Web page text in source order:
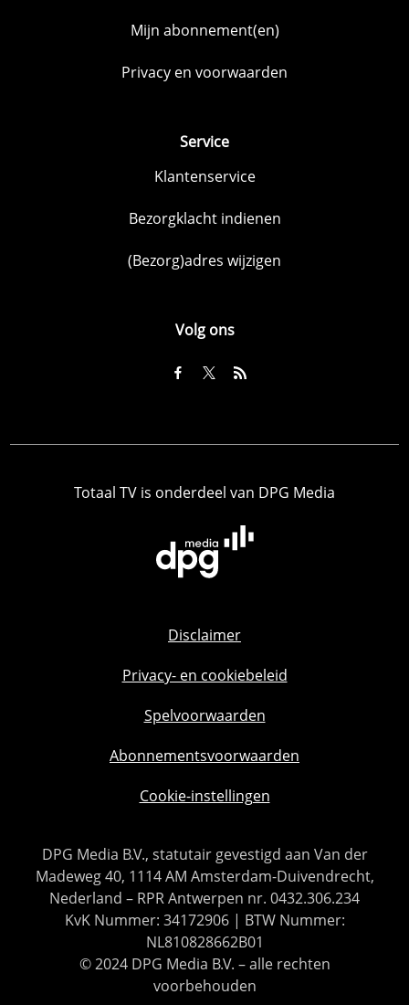
Mijn abonnement(en)
Privacy en voorwaarden
Service
Klantenservice
Bezorgklacht indienen
(Bezorg)adres wijzigen
Volg ons
Totaal TV is onderdeel van DPG Media
Disclaimer
Privacy- en cookiebeleid
Spelvoorwaarden
Abonnementsvoorwaarden
Cookie-instellingen
DPG Media B.V., statutair gevestigd aan Van der
Madeweg 40, 1114 AM Amsterdam-Duivendrecht,
Nederland – RPR Antwerpen nr. 0432.306.234
KvK Nummer: 34172906 | BTW Nummer:
NL810828662B01
© 2024 DPG Media B.V. – alle rechten
voorbehouden